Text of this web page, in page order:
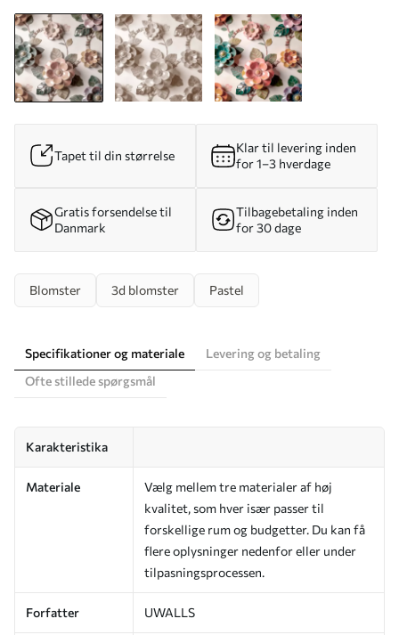
Tapet til din størrelse
Klar til levering inden
for 1–3 hverdage
Gratis forsendelse til
Danmark
Tilbagebetaling inden
for 30 dage
Blomster 3d blomster Pastel
Specifikationer og materiale
Levering og betaling
Ofte stillede spørgsmål
Karakteristika
Materiale
Vælg mellem tre materialer af høj
kvalitet, som hver især passer til
forskellige rum og budgetter. Du kan få
flere oplysninger nedenfor eller under
tilpasningsprocessen.
Forfatter UWALLS